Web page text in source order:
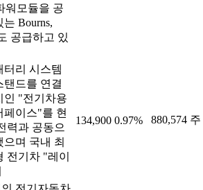
워모듈을 공
Bourns,
공급하고 있
터리 시스템
탠드를 연결
인 "전기차용
페이스"를 현
력과 공동으
으며 국내 최
전기차 "레이
134,900 0.97% 880,574 주